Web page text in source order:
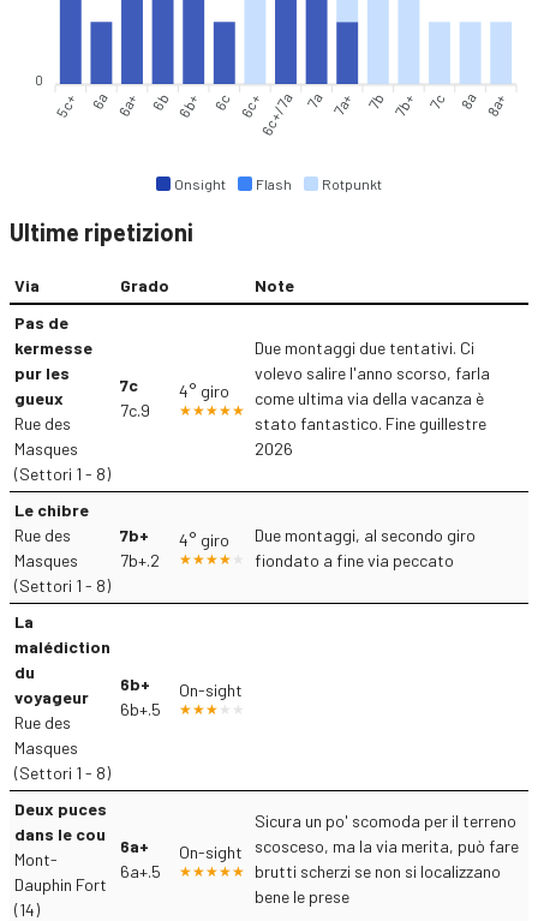
Onsight Flash Rotpunkt
0
5c+ 6a 6a+ 6b 6b+ 6c 6c+6c+/7a 7a 7a+ 7b 7b+ 7c 8a 8a+
Ultime ripetizioni
Via Grado
Note
Pas de
kermesse
pur les
gueux
Rue des
Masques
(Settori 1 - 8)
7c
7c.9
4° giro
Due montaggi due tentativi. Ci
volevo salire l'anno scorso, farla
come ultima via della vacanza è
stato fantastico. Fine guillestre
2026
Le chibre
Rue des
Masques
(Settori 1 - 8)
7b+
7b+.2
4° giro
Due montaggi, al secondo giro
fiondato a fine via peccato
La
malédiction
du
voyageur
Rue des
Masques
(Settori 1 - 8)
6b+
6b+.5
On-sight
Deux puces
dans le cou
Mont-
Dauphin Fort
(14)
6a+
6a+.5
On-sight
Sicura un po' scomoda per il terreno
scosceso, ma la via merita, può fare
brutti scherzi se non si localizzano
bene le prese